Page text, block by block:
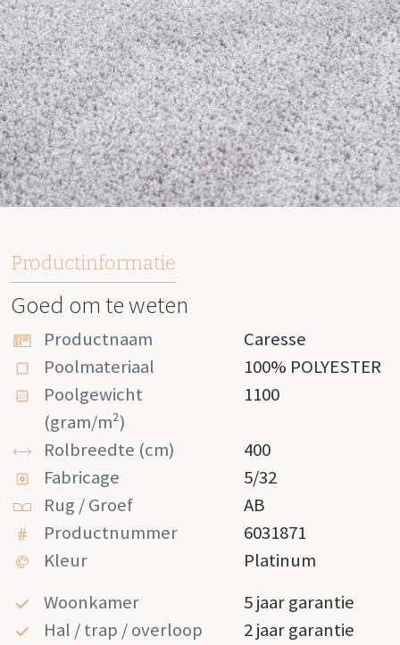
Productinformatie
Goed om te weten
Productnaam
Caresse
Poolmateriaal
100% POLYESTER
Poolgewicht
(gram/m²)
1100
Rolbreedte (cm)
400
Fabricage
5/32
Rug / Groef
AB
Productnummer
6031871
Kleur
Platinum
Woonkamer
5 jaar garantie
Hal / trap / overloop
2 jaar garantie